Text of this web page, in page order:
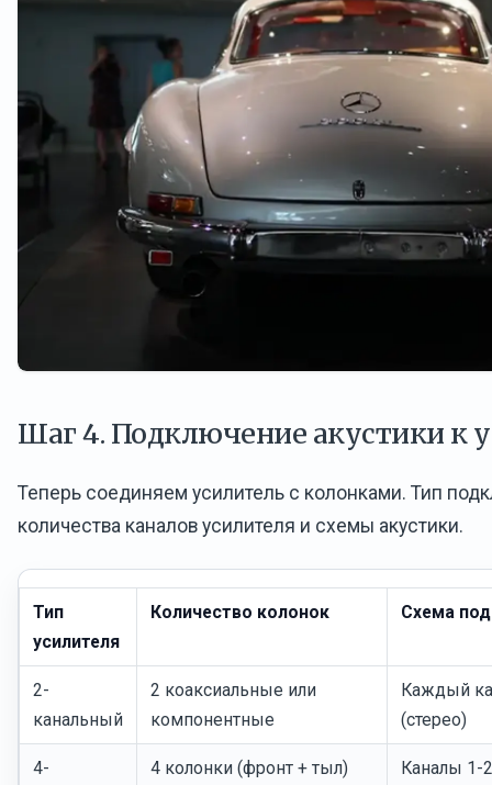
Шаг 4. Подключение акустики к
Теперь соединяем усилитель с колонками. Тип
количества каналов усилителя и схемы акустики.
Тип
усилителя
Количество колонок Схема
2-
канальный
2 коаксиальные или
компонентные
Каждый
(стерео)
4-
4 колонки (фронт + тыл) Каналы 1-